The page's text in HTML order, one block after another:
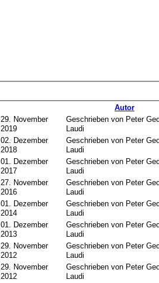
Autor
29. November
2019
Geschrieben von Peter
Laudi
02. Dezember
2018
Geschrieben von Peter
Laudi
01. Dezember
2017
Geschrieben von Peter
Laudi
27. November
2016
Geschrieben von Peter
Laudi
01. Dezember
2014
Geschrieben von Peter
Laudi
01. Dezember
2013
Geschrieben von Peter
Laudi
29. November
2012
Geschrieben von Peter
Laudi
29. November
2012
Geschrieben von Peter
Laudi